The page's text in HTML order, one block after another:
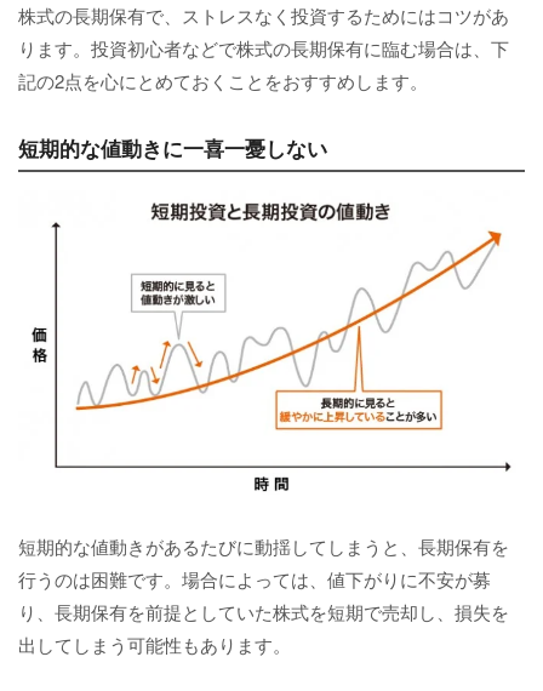
株式の長期保有で、ストレスなく投資するためにはコツがあ
ります。投資初心者などで株式の長期保有に臨む場合は、下
記の2点を心にとめておくことをおすすめします。
短期的な値動きに一喜一憂しない
短期的な値動きがあるたびに動揺してしまうと、長期保有を
行うのは困難です。場合によっては、値下がりに不安が募
り、長期保有を前提としていた株式を短期で売却し、損失を
出してしまう可能性もあります。